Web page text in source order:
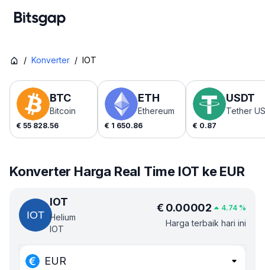
/ Konverter / IOT
BTC
Bitcoin
€ 55 828.56
ETH
Ethereum
€ 1 650.86
USDT
Tether
€ 0.87
Konverter Harga Real Time IOT ke EUR
IOT
Helium
IOT
€ 0.00002 4.74 %
Harga terbaik hari ini
EUR